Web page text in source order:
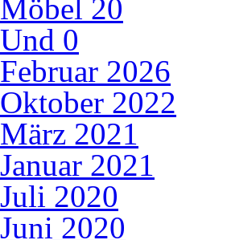
Möbel 20
Und 0
Februar 2026
Oktober 2022
März 2021
Januar 2021
Juli 2020
Juni 2020